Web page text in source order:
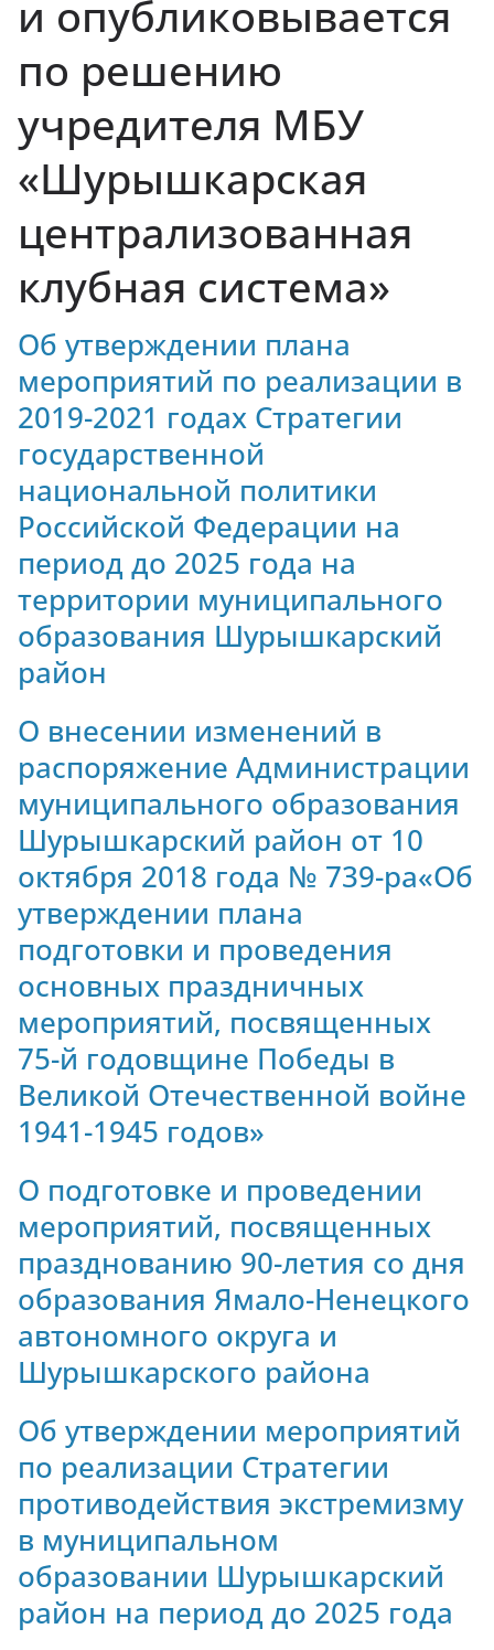
духовно-нравственных ценностей
и опубликовывается
по решению
учредителя МБУ
«Шурышкарская
централизованная
клубная система»
Об утверждении плана
мероприятий по реализации в
2019-2021 годах Стратегии
государственной
национальной политики
Российской Федерации на
период до 2025 года на
территории муниципального
образования Шурышкарский
район
О внесении изменений в
распоряжение Администрации
муниципального образования
Шурышкарский район от 10
октября 2018 года № 739-ра«Об
утверждении плана
подготовки и проведения
основных праздничных
мероприятий, посвященных
75-й годовщине Победы в
Великой Отечественной войне
1941-1945 годов»
О подготовке и проведении
мероприятий, посвященных
празднованию 90-летия со дня
образования Ямало-Ненецкого
автономного округа и
Шурышкарского района
Об утверждении мероприятий
по реализации Стратегии
противодействия экстремизму
в муниципальном
образовании Шурышкарский
район на период до 2025 года